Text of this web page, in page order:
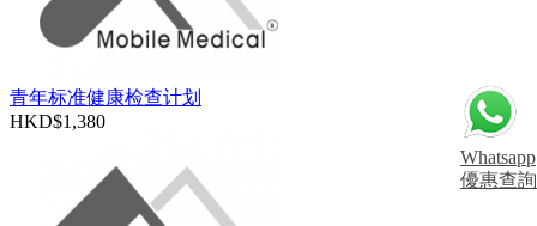
Whatsapp
優惠查詢
青年标准健康检查计划
HKD$1,380